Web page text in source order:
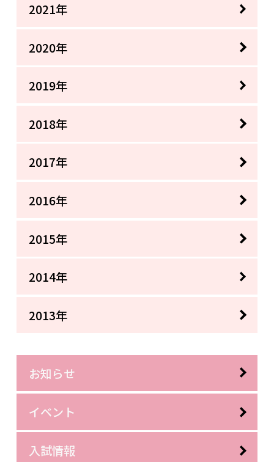
2021年
2020年
2019年
2018年
2017年
2016年
2015年
2014年
2013年
お知らせ
イベント
入試情報